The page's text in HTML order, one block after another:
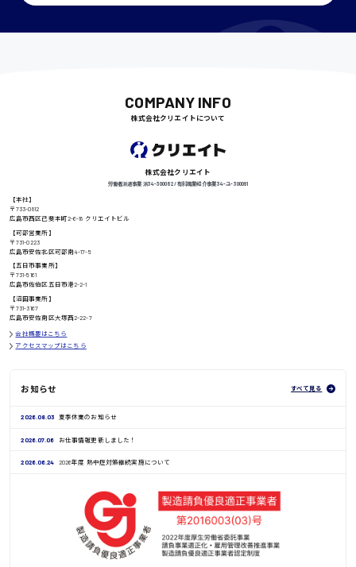
千葉県
高知県
鳥取県
日給8000円〜
COMPANY INFO
株式会社クリエイトについて
株式会社クリエイト
労働者派遣事業 派34-300062 / 有料職業紹介事業 34-ユ-300091
【本社】
〒733-0812
広島市西区己斐本町2-6-18 クリエイトビル
【可部営業所】
〒731-0223
広島市安佐北区可部南4-17-5
【五日市事業所】
〒731-5161
広島市佐伯区五日市港2-2-1
【沼田事業所】
〒731-3167
広島市安佐南区大塚西2-22-7
会社概要はこちら
アクセスマップはこちら
お知らせ すべて見る
2026.08.03 夏季休業のお知らせ
2026.07.06 お仕事情報更新しました！
2026.06.24 2026年度 熱中症対策継続実施について